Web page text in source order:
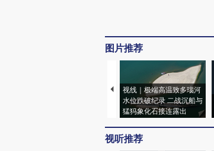
图片推荐
视线｜极端高温致多瑙河
水位跌破纪录 二战沉船与
猛犸象化石接连露出
视听推荐